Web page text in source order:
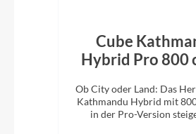
Cube
Hybrid Pro 800
Ob City oder Land: Das
Kathmandu Hybrid mit
in der Pro-Version